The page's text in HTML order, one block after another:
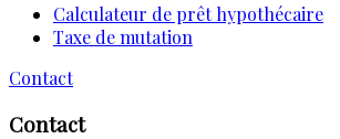
Calculateur de prêt hypothécaire
Taxe de mutation
Contact
Contact